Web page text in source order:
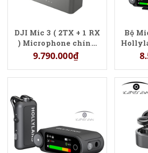
DJI Mic 3 ( 2TX + 1 RX
) Microphone chính
hãng giá tốt
9.790.000₫
Bộ
2